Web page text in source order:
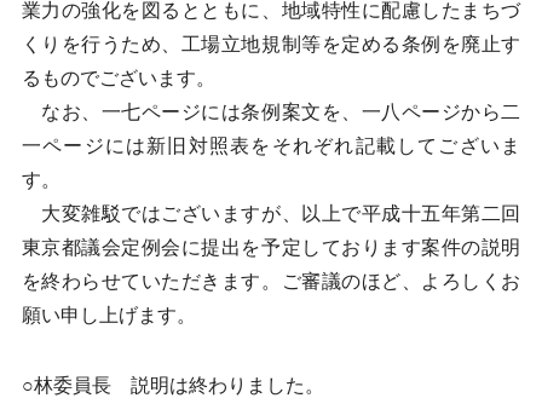
業力の強化を図るとともに、地域特性に配慮したまちづ
くりを行うため、工場立地規制等を定める条例を廃止す
るものでございます。
なお、一七ページには条例案文を、一八ページから二
一ページには新旧対照表をそれぞれ記載してございま
す。
大変雑駁ではございますが、以上で平成十五年第二回
東京都議会定例会に提出を予定しております案件の説明
を終わらせていただきます。ご審議のほど、よろしくお
願い申し上げます。
○林委員長 説明は終わりました。